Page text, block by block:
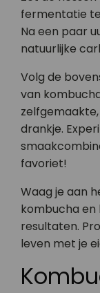
fermentatie
Na een paar
natuurlijke
Volg de
van
drankje.
favoriet!
Waag je aan
kombucha en
resultaten.
leven met je